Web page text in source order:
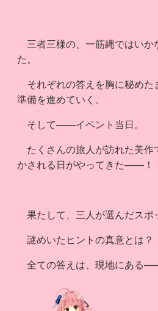
三者三様の、一筋縄ではいか
た。
それぞれの答えを胸に秘めた
準備を進めていく。
そして――イベント当日。
たくさんの旅人が訪れた美作
かされる日がやってきた――！
果たして、三人が選んだスポ
謎めいたヒントの真意とは？
全ての答えは、現地にある